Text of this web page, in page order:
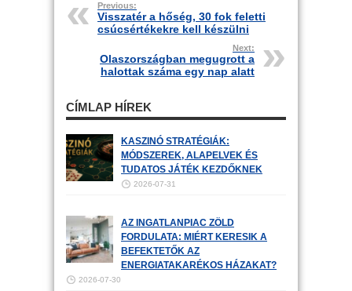
Previous:
Visszatér a hőség, 30 fok feletti
csúcsértékekre kell készülni
Next:
Olaszországban megugrott a
halottak száma egy nap alatt
CÍMLAP HÍREK
KASZINÓ STRATÉGIÁK:
MÓDSZEREK, ALAPELVEK ÉS
TUDATOS JÁTÉK KEZDŐKNEK
2026-07-31
AZ INGATLANPIAC ZÖLD
FORDULATA: MIÉRT KERESIK A
BEFEKTETŐK AZ
ENERGIATAKARÉKOS HÁZAKAT?
2026-07-30